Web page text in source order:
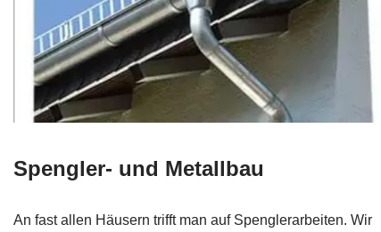
Spengler- und Metallbau
An fast allen Häusern trifft man auf Spenglerarbeiten. Wir